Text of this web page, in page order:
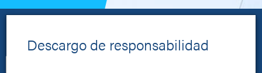
Descargo de responsabilidad